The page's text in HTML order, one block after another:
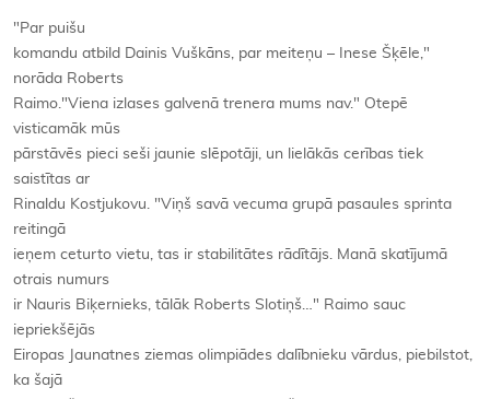
"Par puišu
komandu atbild Dainis Vuškāns, par meiteņu – Inese Šķēle,"
norāda Roberts
Raimo."Viena izlases galvenā trenera mums nav." Otepē
visticamāk mūs
pārstāvēs pieci seši jaunie slēpotāji, un lielākās cerības tiek
saistītas ar
Rinaldu Kostjukovu. "Viņš savā vecuma grupā pasaules sprinta
reitingā
ieņem ceturto vietu, tas ir stabilitātes rādītājs. Manā skatījumā
otrais numurs
ir Nauris Biķernieks, tālāk Roberts Slotiņš…" Raimo sauc
iepriekšējās
Eiropas Jaunatnes ziemas olimpiādes dalībnieku vārdus, piebilstot,
ka šajā